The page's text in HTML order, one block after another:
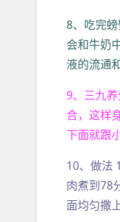
8、吃完
会和牛奶
液的流通
9、三九
合，这样
下面就跟
10、做法
肉煮到78
面均匀撒